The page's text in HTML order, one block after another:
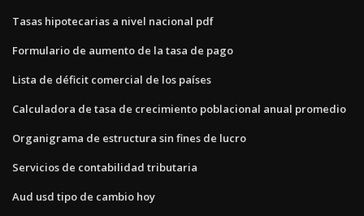
Tasas hipotecarias a nivel nacional pdf
Formulario de aumento de la tasa de pago
Lista de déficit comercial de los países
Calculadora de tasa de crecimiento poblacional anual promedio
Organigrama de estructura sin fines de lucro
Servicios de contabilidad tributaria
Aud usd tipo de cambio hoy